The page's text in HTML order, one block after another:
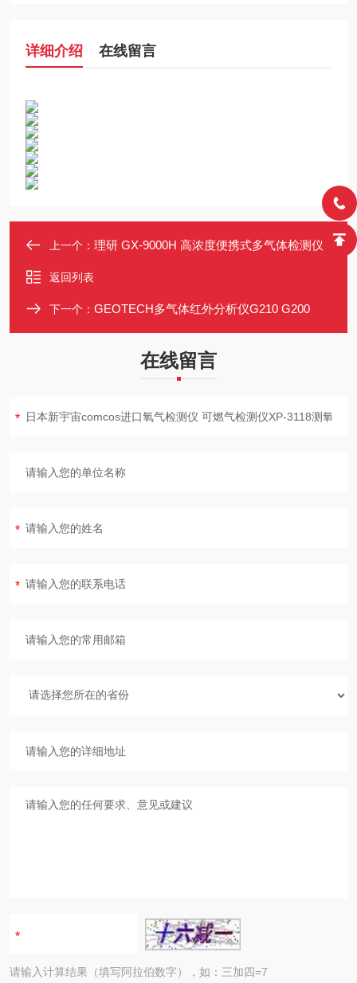
详细介绍 在线留言
上一个： 理研 GX-9000H 高浓度便携式多气体检测仪
返回列表
下一个： GEOTECH多气体红外分析仪G210 G200
在线留言
请输入计算结果（填写阿拉伯数字），如：三加四=7